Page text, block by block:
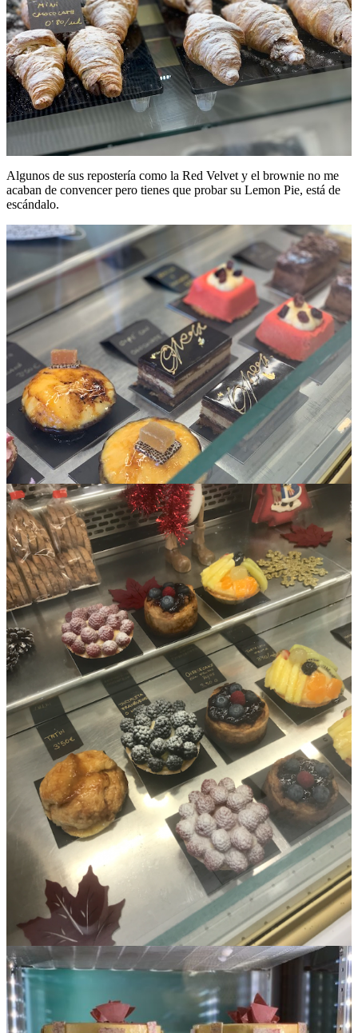
Algunos de sus repostería como la Red Velvet y el brownie no me
acaban de convencer pero tienes que probar su Lemon Pie, está de
escándalo.